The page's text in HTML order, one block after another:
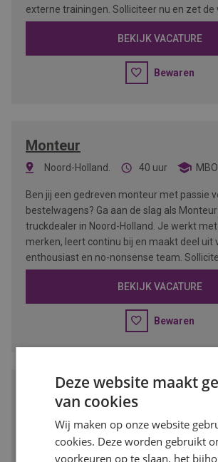
externe trainingen. Solliciteer nu en zet de
BEKIJK VACATURE
Bewaren
Monteur
Noord-Holland. 40 uur MBO
Ben jij een gedreven monteur met passie
bestelwagens? Ga aan de slag als
truckdealer in Noord-Holland. Je werkt
merken, leert continu bij en maakt deel uit
enthousiast en no-nonsense team.
BEKIJK VACATURE
Bewaren
Vestigingsmanager
Wil jij leidinggeven aan een vestiging
bouw- en verfindustrie? Als
Deze website maakt
van cookies
Wij maken op onze website
cookies. Deze worden gebruikt
voorkeuren op te slaan, het